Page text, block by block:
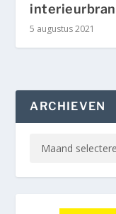
5 augustus 2021
ARCHIEVEN